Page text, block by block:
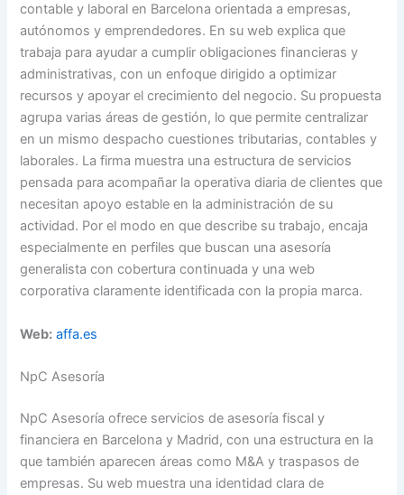
contable y laboral en Barcelona orientada a empresas,
autónomos y emprendedores. En su web explica que
trabaja para ayudar a cumplir obligaciones financieras y
administrativas, con un enfoque dirigido a optimizar
recursos y apoyar el crecimiento del negocio. Su propuesta
agrupa varias áreas de gestión, lo que permite centralizar
en un mismo despacho cuestiones tributarias, contables y
laborales. La firma muestra una estructura de servicios
pensada para acompañar la operativa diaria de clientes que
necesitan apoyo estable en la administración de su
actividad. Por el modo en que describe su trabajo, encaja
especialmente en perfiles que buscan una asesoría
generalista con cobertura continuada y una web
corporativa claramente identificada con la propia marca.
Web: affa.es
NpC Asesoría
NpC Asesoría ofrece servicios de asesoría fiscal y
financiera en Barcelona y Madrid, con una estructura en la
que también aparecen áreas como M&A y traspasos de
empresas. Su web muestra una identidad clara de